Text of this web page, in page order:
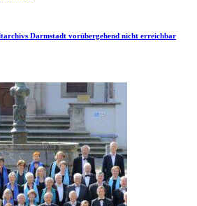
Darmstadt vorübergehend nicht erreichbar